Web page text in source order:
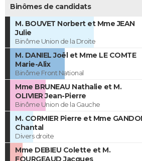
Binômes de candidats
M. BOUVET Norbert et Mme JEAN
Julie
Binôme Union de la Droite
M. DANIEL Joël et Mme LE COMTE
Marie-Alix
Binôme Front National
Mme BRUNEAU Nathalie et M.
OLIVIER Jean-Pierre
Binôme Union de la Gauche
M. CORMIER Pierre et Mme
Chantal
Divers droite
Mme DEBIEU Colette et M.
FOURGEAUD Jacques